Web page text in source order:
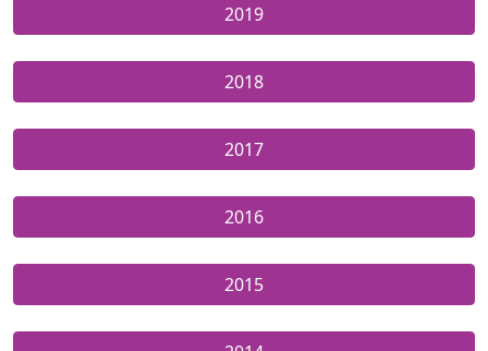
2019
2018
2017
2016
2015